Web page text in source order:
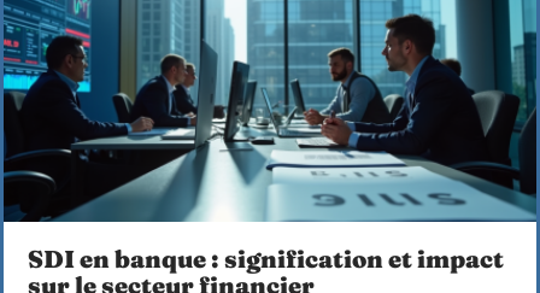
SDI en banque : signification et impact
sur le secteur financier